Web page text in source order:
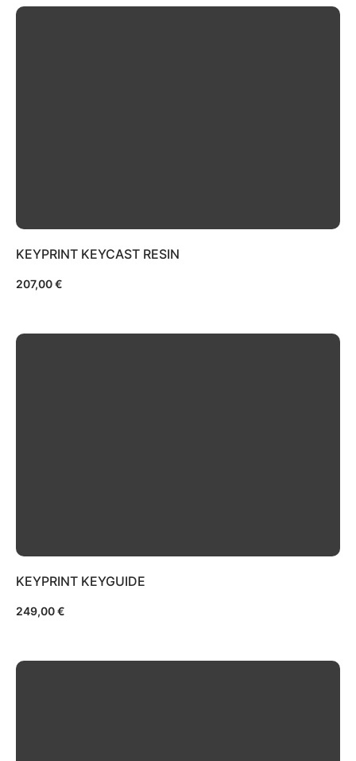
KEYPRINT KEYCAST RESIN
207,00€
KEYPRINT KEYGUIDE
249,00€